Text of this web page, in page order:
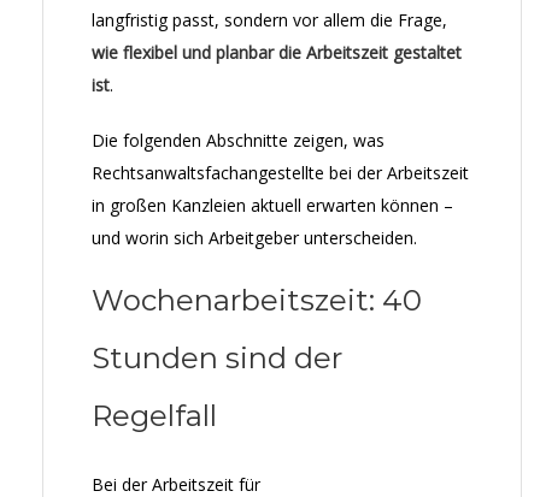
langfristig passt, sondern vor allem die Frage,
wie flexibel und planbar die Arbeitszeit gestaltet
ist.
Die folgenden Abschnitte zeigen, was
Rechtsanwaltsfachangestellte bei der Arbeitszeit
in großen Kanzleien aktuell erwarten können –
und worin sich Arbeitgeber unterscheiden.
Wochenarbeitszeit: 40
Stunden sind der
Regelfall
Bei der Arbeitszeit für